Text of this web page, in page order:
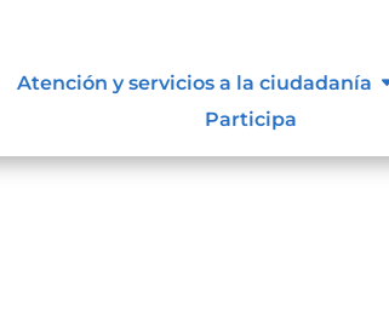
Atención y servicios a la ciudadanía
Participa
manuales